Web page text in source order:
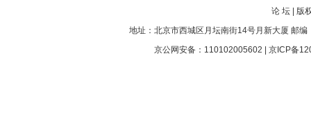
论 坛
版
地址：北京市西城区月坛南街14号月新大厦 邮
京公网安备：110102005602 | 京ICP备